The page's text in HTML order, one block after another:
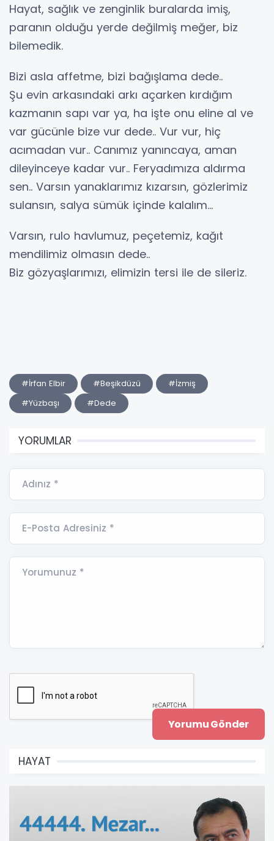
Hayat, sağlık ve zenginlik buralarda imiş,
paranın olduğu yerde değilmiş meğer, biz
bilemedik.
Bizi asla affetme, bizi bağışlama dede..
Şu evin arkasındaki arkı açarken kırdığım
kazmanın sapı var ya, ha işte onu eline al ve
var gücünle bize vur dede.. Vur vur, hiç
acımadan vur.. Canımız yanıncaya, aman
dileyinceye kadar vur.. Feryadımıza aldırma
sen.. Varsın yanaklarımız kızarsın, gözlerimiz
sulansın, salya sümük içinde kalalım...
Varsın, rulo havlumuz, peçetemiz, kağıt
mendilimiz olmasın dede..
Biz gözyaşlarımızı, elimizin tersi ile de sileriz.
#İrfan Elbir #Beşikdüzü
#İzmiş
#Yüzbaşı
#Dede
YORUMLAR
Adınız *
E-Posta Adresiniz *
Yorumunuz *
HAYAT